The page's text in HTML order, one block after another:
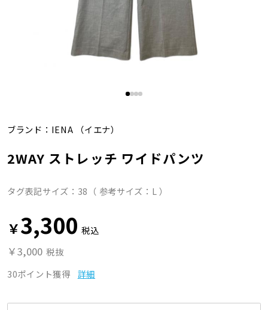
ブランド： IENA （イエナ）
2WAY ストレッチ ワイドパンツ
タグ表記サイズ：38（ 参考サイズ：L ）
￥3,300 税込
￥3,000 税抜
30ポイント獲得
詳細